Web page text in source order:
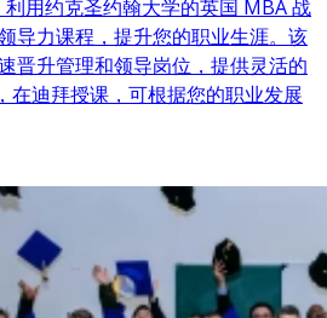
用约克圣约翰大学的英国 MBA 战
导力课程，提升您的职业生涯。该
晋升管理和领导岗位，提供灵活的
在迪拜授课，可根据您的职业发展